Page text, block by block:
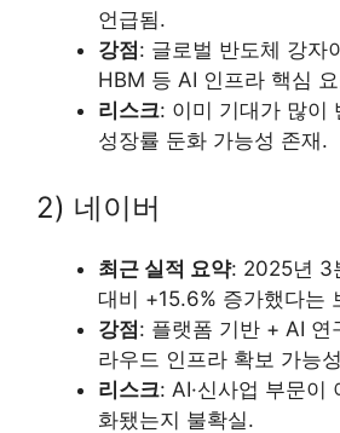
언급됨.
강점: 글로벌 반도체 강자
HBM 등 AI 인프라 핵심
리스크: 이미 기대가 많이
성장률 둔화 가능성 존재.
2) 네이버
최근 실적 요약: 2025년 3
대비 +15.6% 증가했다는
강점 : 플랫폼 기반 + AI 연
라우드 인프라 확보 가능
리스크: AI·신사업 부문이
화됐는지 불확실.